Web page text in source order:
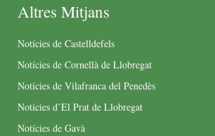
Altres Mitjans
Notícies de Castelldefels
Notícies de Cornellà de Llobregat
Notícies de Vilafranca del Penedès
Notícies d’El Prat de Llobregat
Notícies de Gavà